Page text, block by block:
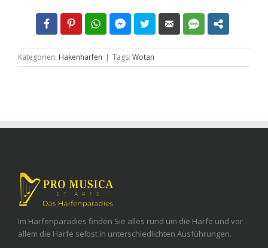
Kategorien: Hakenharfen | Tags: Wotan
Im Harfenparadies finden Sie alles rund um die Harfe und vor
allem die Harfe selbst in unterschiedlichten Ausführungen.